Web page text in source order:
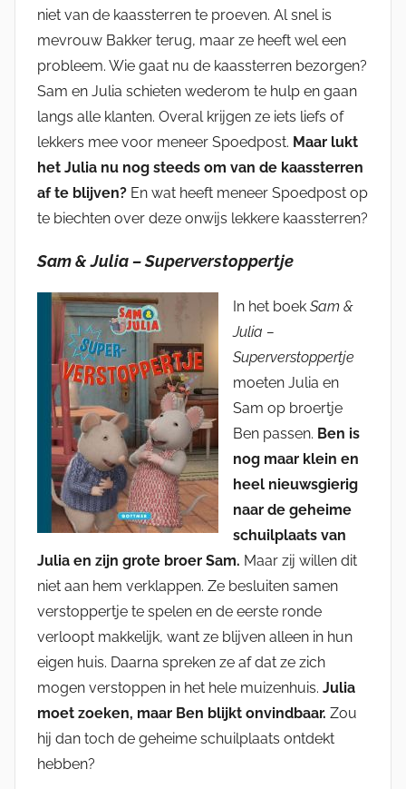
niet van de kaassterren te proeven. Al snel is
mevrouw Bakker terug, maar ze heeft wel een
probleem. Wie gaat nu de kaassterren bezorgen?
Sam en Julia schieten wederom te hulp en gaan
langs alle klanten. Overal krijgen ze iets liefs of
lekkers mee voor meneer Spoedpost. Maar lukt
het Julia nu nog steeds om van de kaassterren
af te blijven? En wat heeft meneer Spoedpost op
te biechten over deze onwijs lekkere kaassterren?
Sam & Julia – Superverstoppertje
In het boek Sam &
Julia –
Superverstoppertje
moeten Julia en
Sam op broertje
Ben passen. Ben is
nog maar klein en
heel nieuwsgierig
naar de geheime
schuilplaats van
Julia en zijn grote broer Sam. Maar zij willen dit
niet aan hem verklappen. Ze besluiten samen
verstoppertje te spelen en de eerste ronde
verloopt makkelijk, want ze blijven alleen in hun
eigen huis. Daarna spreken ze af dat ze zich
mogen verstoppen in het hele muizenhuis. Julia
moet zoeken, maar Ben blijkt onvindbaar. Zou
hij dan toch de geheime schuilplaats ontdekt
hebben?